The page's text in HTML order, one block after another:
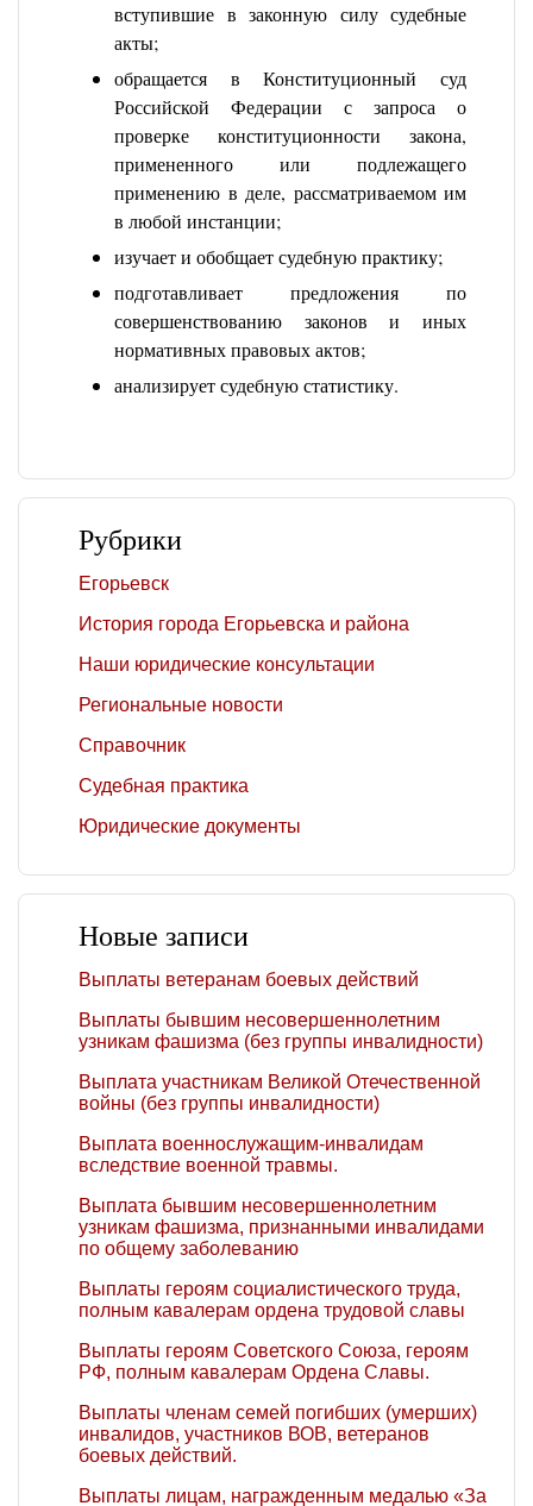
вступившие в законную силу судебные
акты;
обращается в Конституционный суд
Российской Федерации с запроса о
проверке конституционности закона,
примененного или подлежащего
применению в деле, рассматриваемом им
в любой инстанции;
изучает и обобщает судебную практику;
подготавливает предложения по
совершенствованию законов и иных
нормативных правовых актов;
анализирует судебную статистику.
Рубрики
Егорьевск
История города Егорьевска и района
Наши юридические консультации
Региональные новости
Справочник
Судебная практика
Юридические документы
Новые записи
Выплаты ветеранам боевых действий
Выплаты бывшим несовершеннолетним
узникам фашизма (без группы инвалидности)
Выплата участникам Великой Отечественной
войны (без группы инвалидности)
Выплата военнослужащим-инвалидам
вследствие военной травмы.
Выплата бывшим несовершеннолетним
узникам фашизма, признанными инвалидами
по общему заболеванию
Выплаты героям социалистического труда,
полным кавалерам ордена трудовой славы
Выплаты героям Советского Союза, героям
РФ, полным кавалерам Ордена Славы.
Выплаты членам семей погибших (умерших)
инвалидов, участников ВОВ, ветеранов
боевых действий.
Выплаты лицам, награжденным медалью «За